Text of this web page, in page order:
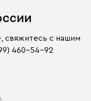
свяжитесь с нашим
460-54-92